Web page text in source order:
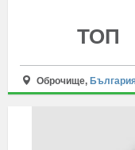
ТОП
Оброчище,